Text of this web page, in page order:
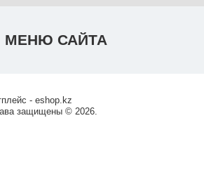
МЕНЮ САЙТА
- eshop.kz
защищены © 2026.